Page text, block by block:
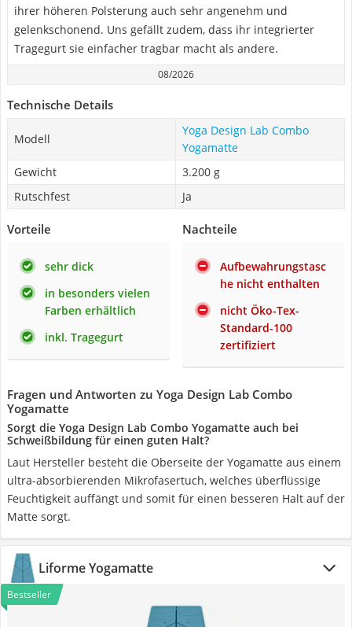
ihrer höheren Polsterung auch sehr angenehm und
gelenkschonend. Uns gefällt zudem, dass ihr integrierter
Tragegurt sie einfacher tragbar macht als andere.
08/2026
Technische Details
Modell
Yoga Design Lab Combo
Yogamatte
Gewicht
3.200 g
Rutschfest
Ja
Vorteile
sehr dick
in besonders vielen
Farben erhältlich
inkl. Tragegurt
Nachteile
Aufbewahrungstasc
he nicht enthalten
nicht Öko-Tex-
Standard-100
zertifiziert
Fragen und Antworten zu Yoga Design Lab Combo
Yogamatte
Sorgt die Yoga Design Lab Combo Yogamatte auch bei
Schweißbildung für einen guten Halt?
Laut Hersteller besteht die Oberseite der Yogamatte aus einem
ultra-absorbierenden Mikrofasertuch, welches überflüssige
Feuchtigkeit auffängt und somit für einen besseren Halt auf der
Matte sorgt.
Liforme Yogamatte
Bestseller